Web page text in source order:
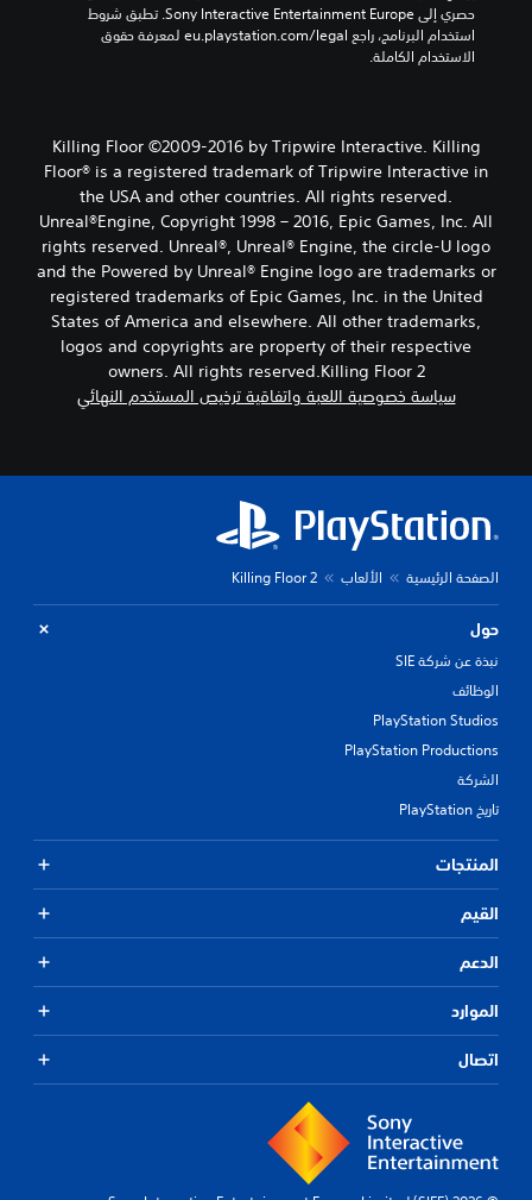
الاستخدام الكاملة.
Killing Floor ©2009-2016 by Tripwire Interactive. Killing
Floor® is a registered trademark of Tripwire Interactive in
the USA and other countries. All rights reserved.
Unreal®Engine, Copyright 1998 – 2016, Epic Games, Inc. All
rights reserved. Unreal®, Unreal® Engine, the circle-U logo
and the Powered by Unreal® Engine logo are trade­marks or
registered trademarks of Epic Games, Inc. in the United
States of America and elsewhere. All other trademarks,
logos and copyrights are property of their respective
owners. All rights reserved.Killing Floor 2
سياسة خصوصية اللعبة واتفاقية ترخيص المستخدم النهائي
الصفحة الرئيسية الألعاب Killing Floor 2
حول
نبذة عن شركة SIE
الوظائف
PlayStation Studios
PlayStation Productions
الشركة
تاريخ PlayStation
المنتجات
القيم
الدعم
الموارد
اتصال